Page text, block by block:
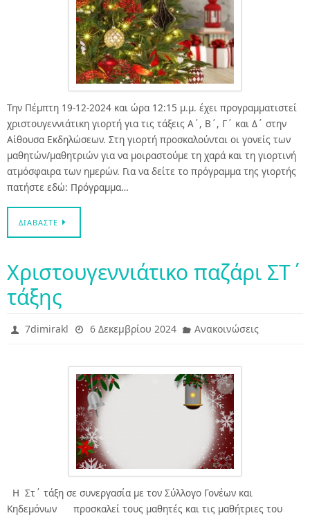
Την Πέμπτη 19-12-2024 και ώρα 12:15 μ.μ. έχει προγραμματιστεί
χριστουγεννιάτικη γιορτή για τις τάξεις Α΄, Β΄, Γ΄ και Δ΄ στην
Αίθουσα Εκδηλώσεων. Στη γιορτή προσκαλούνται οι γονείς των
μαθητών/μαθητριών για να μοιραστούμε τη χαρά και τη γιορτινή
ατμόσφαιρα των ημερών. Για να δείτε το πρόγραμμα της γιορτής
πατήστε εδώ: Πρόγραμμα…
ΔΙΑΒΆΣΤΕ
Χριστουγεννιάτικο παζάρι ΣΤ΄
τάξης
7dimirakl 6 Δεκεμβρίου 2024 Ανακοινώσεις
Η Στ΄ τάξη σε συνεργασία με τον Σύλλογο Γονέων και
Κηδεμόνων προσκαλεί τους μαθητές και τις μαθήτριες του